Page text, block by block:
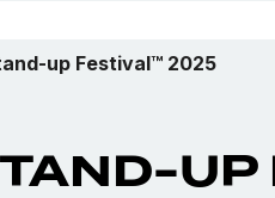
up Festival™ 2025
UP